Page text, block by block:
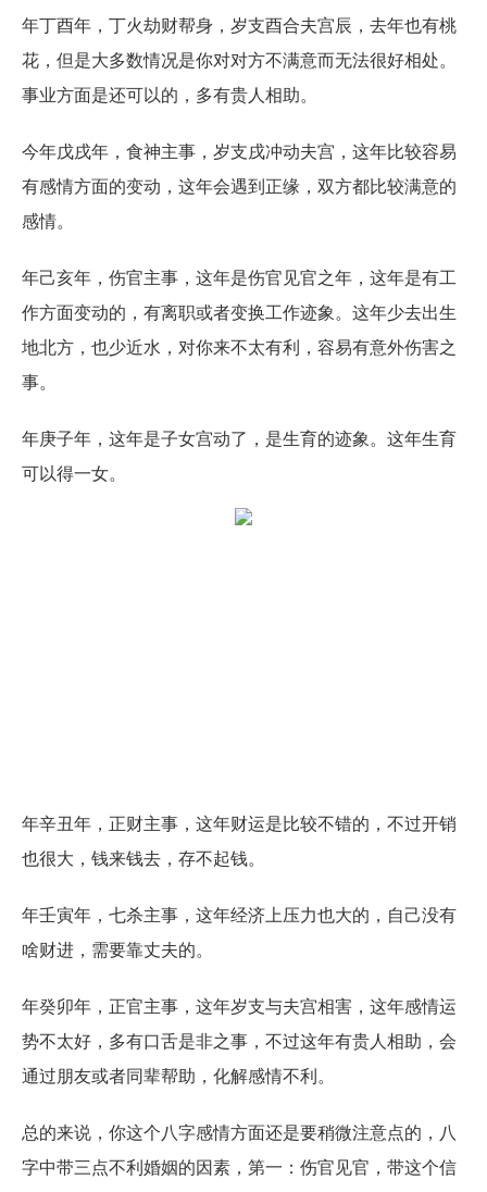
年丁酉年，丁火劫财帮身，岁支酉合夫宫辰，去年也有桃
花，但是大多数情况是你对对方不满意而无法很好相处。
事业方面是还可以的，多有贵人相助。
今年戊戌年，食神主事，岁支戌冲动夫宫，这年比较容易
有感情方面的变动，这年会遇到正缘，双方都比较满意的
感情。
年己亥年，伤官主事，这年是伤官见官之年，这年是有工
作方面变动的，有离职或者变换工作迹象。这年少去出生
地北方，也少近水，对你来不太有利，容易有意外伤害之
事。
年庚子年，这年是子女宫动了，是生育的迹象。这年生育
可以得一女。
年辛丑年，正财主事，这年财运是比较不错的，不过开销
也很大，钱来钱去，存不起钱。
年壬寅年，七杀主事，这年经济上压力也大的，自己没有
啥财进，需要靠丈夫的。
年癸卯年，正官主事，这年岁支与夫宫相害，这年感情运
势不太好，多有口舌是非之事，不过这年有贵人相助，会
通过朋友或者同辈帮助，化解感情不利。
总的来说，你这个八字感情方面还是要稍微注意点的，八
字中带三点不利婚姻的因素，第一：伤官见官，带这个信